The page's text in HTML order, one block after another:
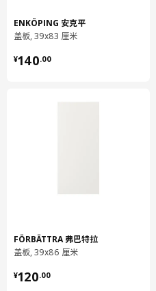
长度
高度
长度
净重
ENKÖPING 安克平
盖板, 39x83 厘米
¥140.00
¥ 140.00
FÖRBÄTTRA 弗巴特拉
盖板, 39x86 厘米
¥120.00
¥ 120.00